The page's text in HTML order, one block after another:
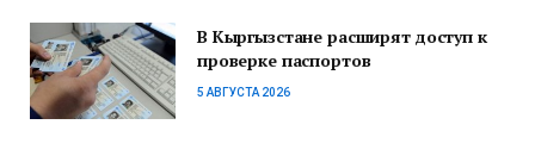
В Кыргызстане расширят доступ к
проверке паспортов
5 АВГУСТА 2026